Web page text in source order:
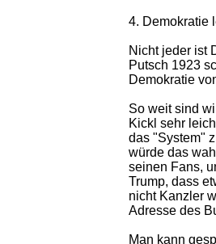
4. Demokratie
Nicht jeder ist
Putsch 1923
Demokratie
So weit sind
Kickl sehr
das "System"
würde das
seinen Fans,
Trump, dass
nicht Kanzler
Adresse des
Man kann